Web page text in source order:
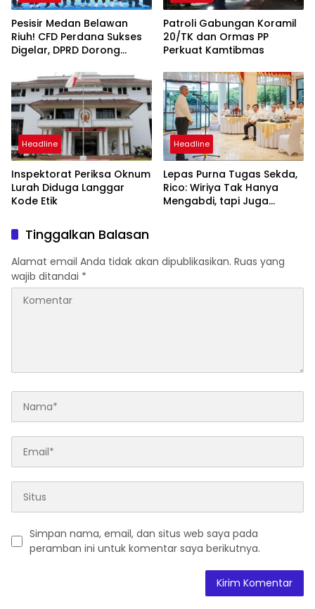
Pesisir Medan Belawan
Riuh! CFD Perdana Sukses
Digelar, DPRD Dorong
Warga
Patroli Gabungan Koramil
20/TK dan Ormas PP
Perkuat Kamtibmas
Headline
Inspektorat Periksa Oknum
Lurah Diduga Langgar
Kode Etik
Headline
Lepas Purna Tugas Sekda,
Rico: Wiriya Tak Hanya
Mengabdi, tapi Juga
Tinggalkan Balasan
Alamat email Anda tidak akan dipublikasikan. Ruas yang
wajib ditandai *
Simpan nama, email, dan situs web saya pada
peramban ini untuk komentar saya berikutnya.